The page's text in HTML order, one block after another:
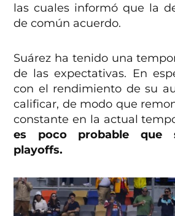
las cuales informó que la
de común acuerdo.
Suárez ha tenido una
de las expectativas. En
con el rendimiento de su
calificar, de modo que
constante en la actual
es poco probable que
playoffs.